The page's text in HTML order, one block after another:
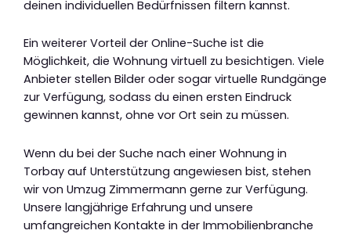
deinen individuellen Bedürfnissen filtern kannst.
Ein weiterer Vorteil der Online-Suche ist die
Möglichkeit, die Wohnung virtuell zu besichtigen. Viele
Anbieter stellen Bilder oder sogar virtuelle Rundgänge
zur Verfügung, sodass du einen ersten Eindruck
gewinnen kannst, ohne vor Ort sein zu müssen.
Wenn du bei der Suche nach einer Wohnung in
Torbay auf Unterstützung angewiesen bist, stehen
wir von Umzug Zimmermann gerne zur Verfügung.
Unsere langjährige Erfahrung und unsere
umfangreichen Kontakte in der Immobilienbranche